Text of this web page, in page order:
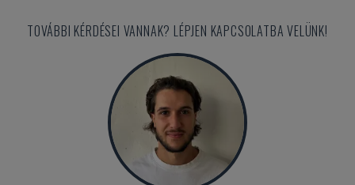
TOVÁBBI KÉRDÉSEI VANNAK? LÉPJEN KAPCSOLATBA VELÜNK!